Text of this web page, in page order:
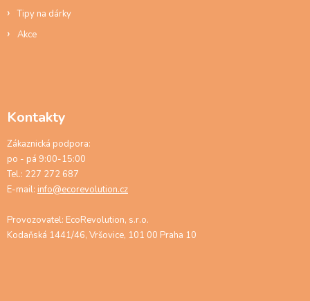
Tipy na dárky
Akce
Kontakty
Zákaznická podpora:
po - pá 9:00-15:00
Tel.: 227 272 687
E-mail: info@ecorevolution.cz
Provozovatel: EcoRevolution, s.r.o.
Kodaňská 1441/46, Vršovice, 101 00 Praha 10